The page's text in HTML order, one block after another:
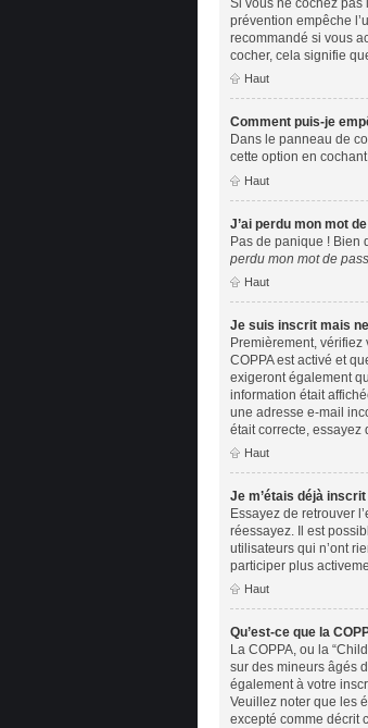
prévention empêche
recommandé si vous
cocher, cela signifie
Haut
Comment puis-je
Dans le panneau de
cette option en cochant
Haut
J’ai perdu mon mot
Pas de panique ! Bien
perdu mon mot de
Haut
Je suis inscrit mais
Premièrement, vérifiez
COPPA est activé et
exigeront également
information était
une adresse e-mail
était correcte, essayez
Haut
Je m’étais déjà
Essayez de retrouver
réessayez. Il est
utilisateurs qui n’ont
participer plus
Haut
Qu’est-ce que la
La COPPA, ou la
sur des mineurs âgés
également à votre
Veuillez noter que les
excepté comme décrit